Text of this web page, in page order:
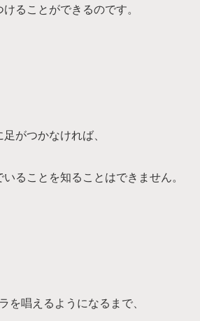
ることができるのです。
足がつかなければ、
ることを知ることはできません。
を唱えるようになるまで、